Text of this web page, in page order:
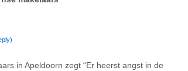
in Apeldoorn zegt “Er heerst angst in de